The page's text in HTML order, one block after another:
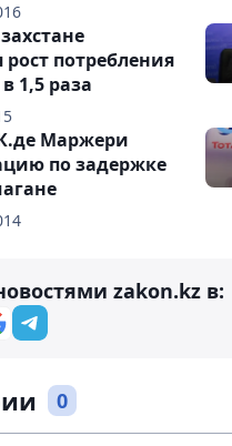
рост потребления
1,5 раза
Маржери
по задержке
zakon.kz в:
0